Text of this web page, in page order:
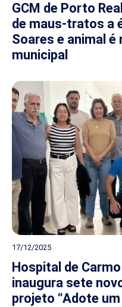
GCM de Porto
de maus-tratos a
Soares e animal
municipal
17/12/2025
Hospital de
inaugura sete
projeto “Adote